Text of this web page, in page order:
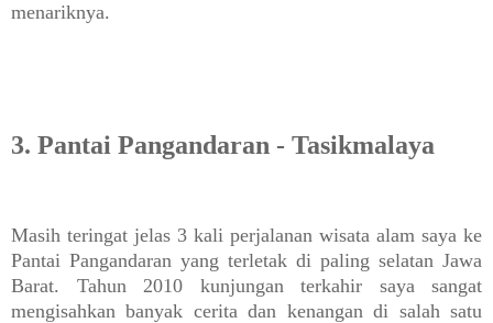
menariknya.
3. Pantai Pangandaran - Tasikmalaya
Masih teringat jelas 3 kali perjalanan wisata alam saya ke
Pantai Pangandaran yang terletak di paling selatan Jawa
Barat. Tahun 2010 kunjungan terkahir saya sangat
mengisahkan banyak cerita dan kenangan di salah satu